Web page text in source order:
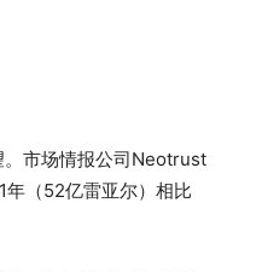
。市场情报公司Neotrust
年（52亿雷亚尔）相比